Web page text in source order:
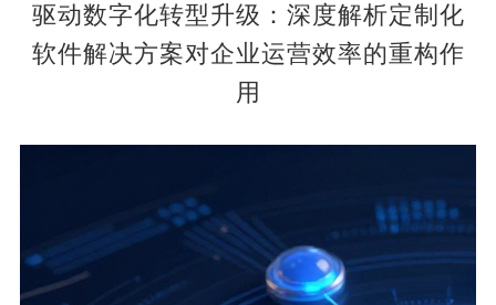
驱动数字化转型升级：深度解析定制化
软件解决方案对企业运营效率的重构作
用